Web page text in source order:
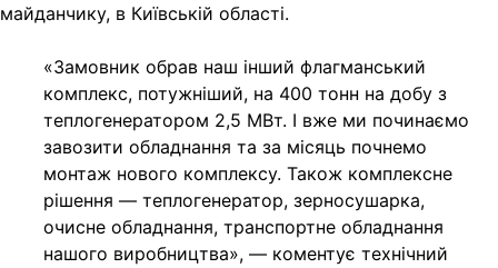
майданчику, в Київській області.
«Замовник обрав наш інший флагманський
комплекс, потужніший, на 400 тонн на добу з
теплогенератором 2,5 МВт. І вже ми починаємо
завозити обладнання та за місяць почнемо
монтаж нового комплексу. Також комплексне
рішення — теплогенератор, зерносушарка,
очисне обладнання, транспортне обладнання
нашого виробництва», — коментує технічний